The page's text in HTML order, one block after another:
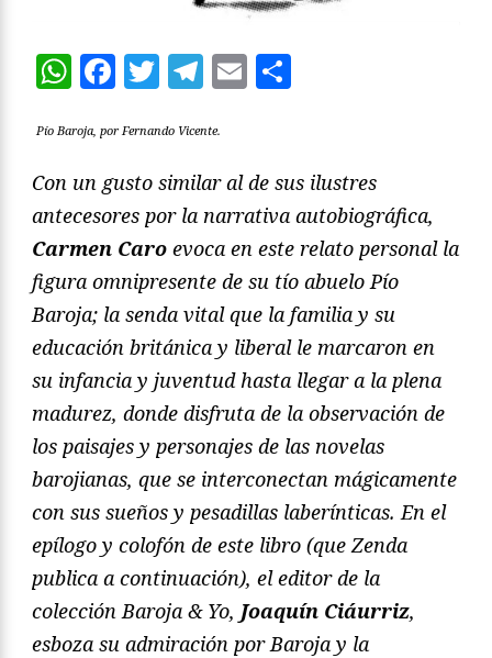
WhatsApp
Facebook
Twitter
Telegram
Email
Pío Baroja, por Fernando Vicente.
Con un gusto similar al de sus ilustres
antecesores por la narrativa autobiográfica,
Carmen Caro evoca en este relato personal la
figura omnipresente de su tío abuelo Pío
Baroja; la senda vital que la familia y su
educación británica y liberal le marcaron en
su infancia y juventud hasta llegar a la plena
madurez, donde disfruta de la observación de
los paisajes y personajes de las novelas
barojianas, que se interconectan mágicamente
con sus sueños y pesadillas laberínticas. En el
epílogo y colofón de este libro (que Zenda
publica a continuación), el editor de la
colección Baroja & Yo, Joaquín Ciáurriz,
esboza su admiración por Baroja y la